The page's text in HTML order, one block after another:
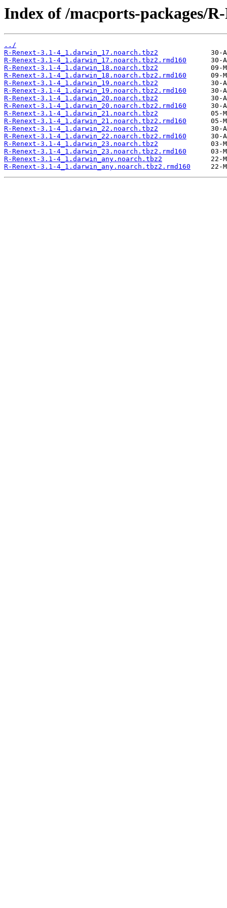
Index of /macports-packages/
../
R-Renext-3.1-4_1.darwin_17.noarch.tbz2
R-Renext-3.1-4_1.darwin_17.noarch.tbz2.rmd160
R-Renext-3.1-4_1.darwin_18.noarch.tbz2
R-Renext-3.1-4_1.darwin_18.noarch.tbz2.rmd160
R-Renext-3.1-4_1.darwin_19.noarch.tbz2
R-Renext-3.1-4_1.darwin_19.noarch.tbz2.rmd160
R-Renext-3.1-4_1.darwin_20.noarch.tbz2
R-Renext-3.1-4_1.darwin_20.noarch.tbz2.rmd160
R-Renext-3.1-4_1.darwin_21.noarch.tbz2
R-Renext-3.1-4_1.darwin_21.noarch.tbz2.rmd160
R-Renext-3.1-4_1.darwin_22.noarch.tbz2
R-Renext-3.1-4_1.darwin_22.noarch.tbz2.rmd160
R-Renext-3.1-4_1.darwin_23.noarch.tbz2
R-Renext-3.1-4_1.darwin_23.noarch.tbz2.rmd160
R-Renext-3.1-4_1.darwin_any.noarch.tbz2
R-Renext-3.1-4_1.darwin_any.noarch.tbz2.rmd160